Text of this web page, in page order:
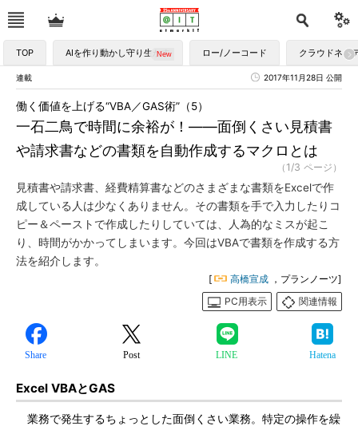
TOP AIを作り動かし守り生かす ロー/ノーコード クラウドネイ
連載 2017年11月28日 公開
一石二鳥で時間に余裕が！――面倒くさい見積書
や請求書などの書類を自動作成するマクロとは
働く価値を上げる“VBA／GAS術”（5）
（1/3 ページ）
見積書や請求書、経費精算書などのさまざまな書類をExcelで作
成している人は少なくありません。その書類を手で入力したりコ
ピー＆ペーストで作成したりしていては、人為的なミスが起こ
り、時間がかかってしまいます。今回はVBAで書類を作成する方
法を紹介します。
[ 高橋宣成 ，プランノーツ]
PC用表示
関連情報
Share Post LINE Hatena
Excel VBAとGAS
業務で発生するちょっとした面倒くさい業務。特定の操作を繰